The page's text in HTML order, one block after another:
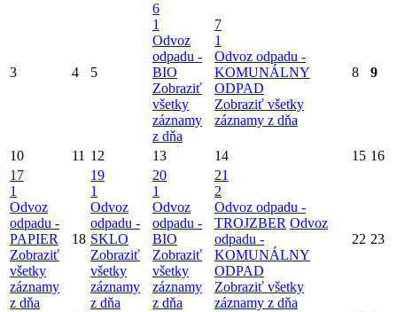
3 4 5
6
1
Odvoz
odpadu -
BIO
Zobraziť
všetky
záznamy
z dňa
7
1
Odvoz odpadu -
KOMUNÁLNY
ODPAD
Zobraziť všetky
záznamy z dňa
8 9
10 11 12 13 14 15 16
17
1
Odvoz
odpadu -
PAPIER
Zobraziť
všetky
záznamy
z dňa
18
19
1
Odvoz
odpadu -
SKLO
Zobraziť
všetky
záznamy
z dňa
20
1
Odvoz
odpadu -
BIO
Zobraziť
všetky
záznamy
z dňa
21
2
Odvoz odpadu -
TROJZBER Odvoz
odpadu -
KOMUNÁLNY
ODPAD
Zobraziť všetky
záznamy z dňa
22 23